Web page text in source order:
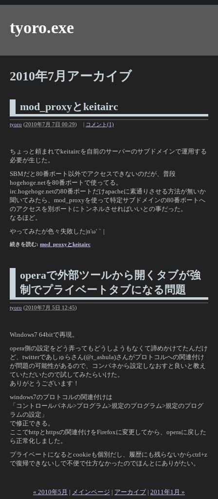
tyoro.exe
2010年7月アーカイブ
mod_proxyとkeitairc
tyoro (2010年7月 7日 00:29) | コメント(1)
ちょっと頼まれでkeitaircを自前のサーバーのサブドメインで運用する
必要が生じた。
SBMだと80番ポート以外でアクセスできないのだが、普段
hogehoge.netを80番ポートで使ってる。
irc.hogehoge.netの80番ポートだけapacheに素通りさせる方法が無いか
聞いてみたら、mod_proxyを使って特定サブドメインの80番ポートへ
のアクセスを別ポートにトンネルさせればいいとの事だった。
なるほど。
やってみたが色々失敗した|n'ω'｀|
続きを読む: mod_proxyとkeitairc
operaで外部ツールから開くタブが強
制でプライベートタブになる問題
tyoro (2010年7月 5日 12:45)
Windows7 64bitで再現。
opera側の設定をどう弄ってもどうしようもなくて諦めかけてたんだけ
ど、twitterであしゅらさん(@t_ashula)さんがプロトコルへの関連付け
が問題の可能性があるので、コンパネから設定しなおすと良いと教え
ていただいたので試してみたらいけた。
ありがとうございます！
windows7のプロトコルの関連付けは
「コントロールパネル>プログラム>規定のプログラム>規定のプログ
ラムの設定」
で修正できる。
ここでhttpとhttpsの関連付けをFirefoxに変更してから、operaに戻した
ら正常化しました。
プライベートになるとcookieも個別だし、履歴にも残らないからctrl+z
で復帰できないしで不便で仕方なかったのでほんとにありがたい。
« 2010年5月 | メインページ | アーカイブ | 2011年1月 »